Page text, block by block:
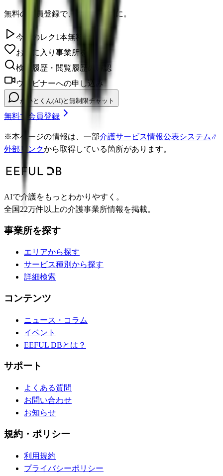
無料の会員登録で、さらに便利に。
今日のレク1本無料視聴
お気に入り事業所を保存
検索履歴・閲覧履歴の確認
ウェビナーへの申し込み
かいとくん(AI)と無制限チャット
無料で会員登録
※本ページの情報は、一部介護サービス情報公表システム
外部リンクから取得している箇所があります。
AIで介護をもっとわかりやすく。
全国22万件以上の介護事業所情報を掲載。
事業所を探す
エリアから探す
サービス種別から探す
詳細検索
コンテンツ
ニュース・コラム
イベント
EEFUL DBとは？
サポート
よくある質問
お問い合わせ
お知らせ
規約・ポリシー
利用規約
プライバシーポリシー